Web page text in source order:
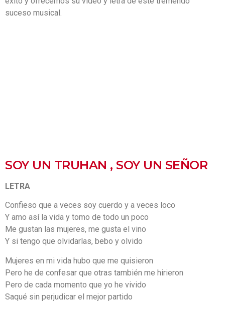
suceso musical.
SOY UN TRUHAN , SOY UN SEÑOR
LETRA
Confieso que a veces soy cuerdo y a veces loco
Y amo así la vida y tomo de todo un poco
Me gustan las mujeres, me gusta el vino
Y si tengo que olvidarlas, bebo y olvido
Mujeres en mi vida hubo que me quisieron
Pero he de confesar que otras también me hirieron
Pero de cada momento que yo he vivido
Saqué sin perjudicar el mejor partido